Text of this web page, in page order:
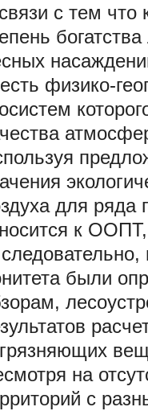
с тем что
физико-
для ряда
к
были
на
с